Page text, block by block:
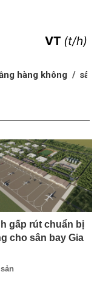
VT (t/h)
hàng không sân
gấp rút chuẩn bị
cho sân bay Gia